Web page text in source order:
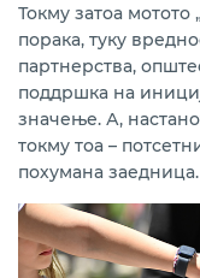
Токму затоа
порака, туку
партнерства,
поддршка на
значење. А,
токму тоа –
похумана заедница.